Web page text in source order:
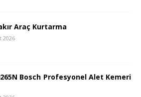
Araç Kurtarma
2026
Bosch Profesyonel Alet Kemeri